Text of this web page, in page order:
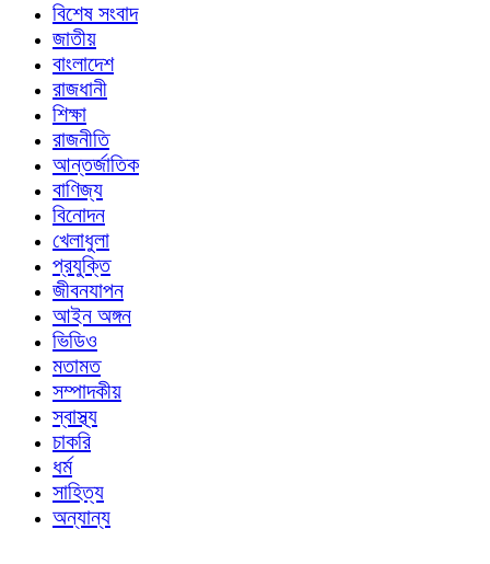
বিশেষ সংবাদ
জাতীয়
বাংলাদেশ
রাজধানী
শিক্ষা
রাজনীতি
আন্তর্জাতিক
বাণিজ্য
বিনোদন
খেলাধুলা
প্রযুক্তি
জীবনযাপন
আইন অঙ্গন
ভিডিও
মতামত
সম্পাদকীয়
স্বাস্থ্য
চাকরি
ধর্ম
সাহিত্য
অন্যান্য